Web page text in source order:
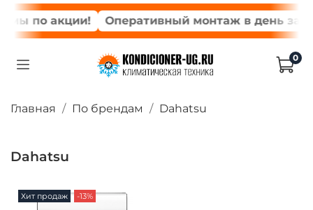
по акции! Оперативный монтаж в день
0
Главная По брендам Dahatsu
Dahatsu
Хит продаж -13%